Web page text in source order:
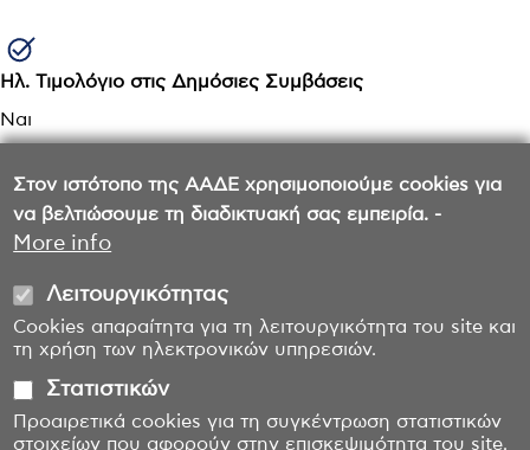
Στον ιστότοπο της ΑΑΔΕ χρησιμοποιούμε cookies για
να βελτιώσουμε τη διαδικτυακή σας εμπειρία. -
More info
Λειτουργικότητας
Cookies απαραίτητα για τη λειτουργικότητα του site και
τη χρήση των ηλεκτρονικών υπηρεσιών.
Στατιστικών
Προαιρετικά cookies για τη συγκέντρωση στατιστικών
στοιχείων που αφορούν στην επισκεψιμότητα του site.
Ηλ. Τιμολόγιο στις Δημόσιες Συμβάσεις
Ναι
Αδειοδοτημένος κατά Α.1158/2023
Ημερ.Αδειοδότησης 15/3/2024